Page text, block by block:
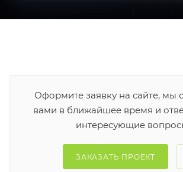
Оформите заявку на сайте, мы
вами в ближайшее время и
интересующие
ЗАКАЗАТЬ ПРОЕКТ